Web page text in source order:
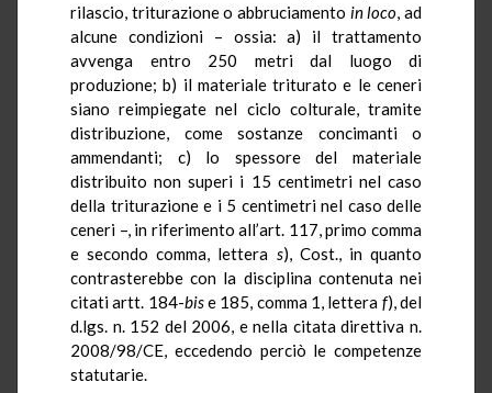
rilascio, triturazione o abbruciamento in loco, ad
alcune condizioni – ossia: a) il trattamento
avvenga entro 250 metri dal luogo di
produzione; b) il materiale triturato e le ceneri
siano reimpiegate nel ciclo colturale, tramite
distribuzione, come sostanze concimanti o
ammendanti; c) lo spessore del materiale
distribuito non superi i 15 centimetri nel caso
della triturazione e i 5 centimetri nel caso delle
ceneri –, in riferimento all’art. 117, primo comma
e secondo comma, lettera s), Cost., in quanto
contrasterebbe con la disciplina contenuta nei
citati artt. 184-bise 185, comma 1, lettera f), del
d.lgs. n. 152 del 2006, e nella citata direttiva n.
2008/98/CE, eccedendo perciò le competenze
statutarie.